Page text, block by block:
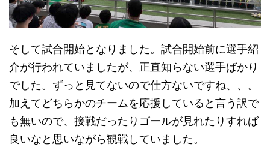
そして試合開始となりました。試合開始前に選手紹
介が行われていましたが、正直知らない選手ばかり
でした。ずっと見てないので仕方ないですね、、。
加えてどちらかのチームを応援していると言う訳で
も無いので、接戦だったりゴールが見れたりすれば
良いなと思いながら観戦していました。